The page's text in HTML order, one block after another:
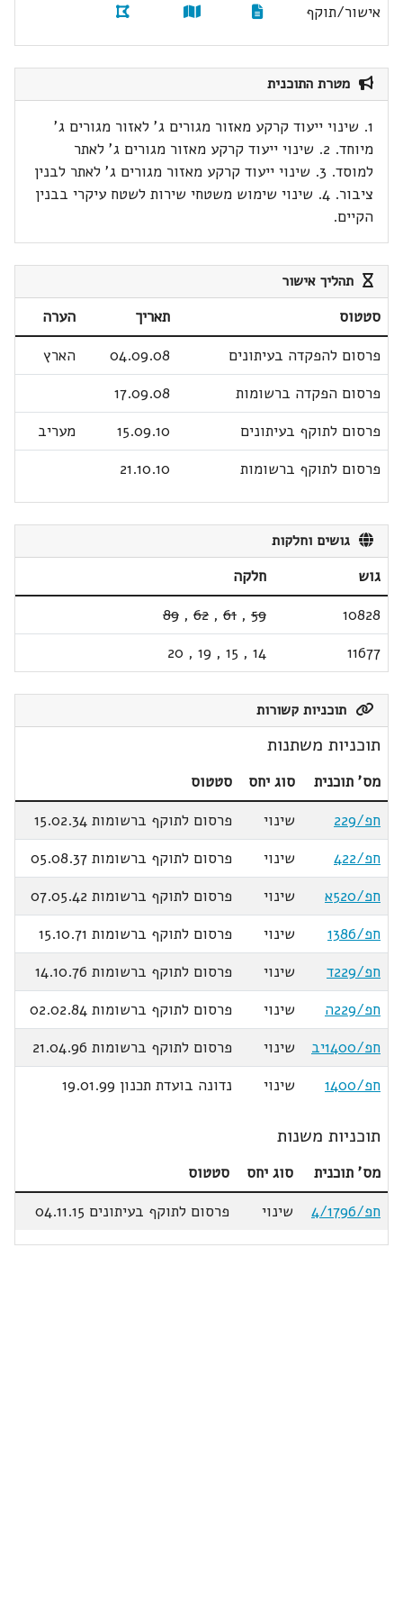
אישור/תוקף
מטרת התוכנית
1. שינוי ייעוד קרקע מאזור מגורים ג' לאזור מגורים ג'
מיוחד. 2. שינוי ייעוד קרקע מאזור מגורים ג' לאתר
למוסד. 3. שינוי ייעוד קרקע מאזור מגורים ג' לאתר לבנין
ציבור. 4. שינוי שימוש משטחי שירות לשטח עיקרי בבנין
הקיים.
תהליך אישור
סטטוס תאריך
הערה
פרסום להפקדה בעיתונים
04.09.08
הארץ
פרסום הפקדה ברשומות
17.09.08
פרסום לתוקף בעיתונים
15.09.10
מעריב
פרסום לתוקף ברשומות
21.10.10
גושים וחלקות
גוש
חלקה
10828
59
,
61
,
62
,
89
11677
14
,
15
,
19
,
20
תוכניות קשורות
תוכניות משתנות
מס' תוכנית סוג יחס
סטטוס
חפ/229
שינוי
פרסום לתוקף ברשומות 15.02.34
חפ/422
שינוי
פרסום לתוקף ברשומות 05.08.37
חפ/520א
שינוי
פרסום לתוקף ברשומות 07.05.42
חפ/1386
שינוי
פרסום לתוקף ברשומות 15.10.71
חפ/229ד
שינוי
פרסום לתוקף ברשומות 14.10.76
חפ/229ה
שינוי
פרסום לתוקף ברשומות 02.02.84
חפ/1400יב
שינוי
פרסום לתוקף ברשומות 21.04.96
חפ/1400
שינוי נדונה בועדת תכנון 19.01.99
תוכניות משנות
מס' תוכנית סוג יחס
סטטוס
חפ/4/1796
שינוי פרסום לתוקף בעיתונים 04.11.15